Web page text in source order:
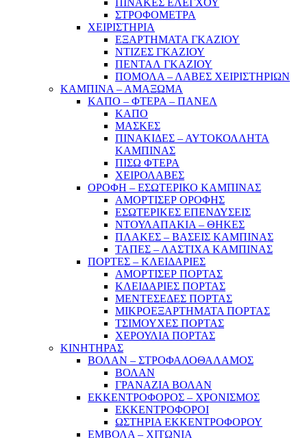
ΠΙΝΑΚΕΣ ΕΛΕΓΧΟΥ
ΣΤΡΟΦΟΜΕΤΡΑ
ΧΕΙΡΙΣΤΗΡΙΑ
ΕΞΑΡΤΗΜΑΤΑ ΓΚΑΖΙΟΥ
ΝΤΙΖΕΣ ΓΚΑΖΙΟΥ
ΠΕΝΤΑΛ ΓΚΑΖΙΟΥ
ΠΟΜΟΛΑ – ΛΑΒΕΣ ΧΕΙΡΙΣΤΗΡΙΩΝ
ΚΑΜΠΙΝΑ – ΑΜΑΞΩΜΑ
ΚΑΠΟ – ΦΤΕΡΑ – ΠΑΝΕΛ
ΚΑΠΟ
ΜΑΣΚΕΣ
ΠΙΝΑΚΙΔΕΣ – ΑΥΤΟΚΟΛΛΗΤΑ
ΚΑΜΠΙΝΑΣ
ΠΙΣΩ ΦΤΕΡΑ
ΧΕΙΡΟΛΑΒΕΣ
ΟΡΟΦΗ – ΕΣΩΤΕΡΙΚΟ ΚΑΜΠΙΝΑΣ
ΑΜΟΡΤΙΣΕΡ ΟΡΟΦΗΣ
ΕΣΩΤΕΡΙΚΕΣ ΕΠΕΝΔΥΣΕΙΣ
ΝΤΟΥΛΑΠΑΚΙΑ – ΘΗΚΕΣ
ΠΛΑΚΕΣ – ΒΑΣΕΙΣ ΚΑΜΠΙΝΑΣ
ΤΑΠΕΣ – ΛΑΣΤΙΧΑ ΚΑΜΠΙΝΑΣ
ΠΟΡΤΕΣ – ΚΛΕΙΔΑΡΙΕΣ
ΑΜΟΡΤΙΣΕΡ ΠΟΡΤΑΣ
ΚΛΕΙΔΑΡΙΕΣ ΠΟΡΤΑΣ
ΜΕΝΤΕΣΕΔΕΣ ΠΟΡΤΑΣ
ΜΙΚΡΟΕΞΑΡΤΗΜΑΤΑ ΠΟΡΤΑΣ
ΤΣΙΜΟΥΧΕΣ ΠΟΡΤΑΣ
ΧΕΡΟΥΛΙΑ ΠΟΡΤΑΣ
ΚΙΝΗΤΗΡΑΣ
ΒΟΛΑΝ – ΣΤΡΟΦΑΛΟΘΑΛΑΜΟΣ
ΒΟΛΑΝ
ΓΡΑΝΑΖΙΑ ΒΟΛΑΝ
ΕΚΚΕΝΤΡΟΦΟΡΟΣ – ΧΡΟΝΙΣΜΟΣ
ΕΚΚΕΝΤΡΟΦΟΡΟΙ
ΩΣΤΗΡΙΑ ΕΚΚΕΝΤΡΟΦΟΡΟΥ
ΕΜΒΟΛΑ – ΧΙΤΩΝΙΑ